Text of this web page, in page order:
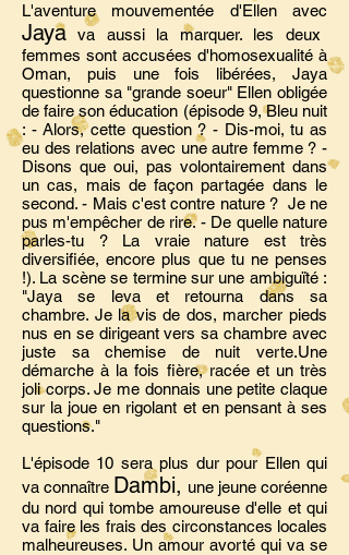
L'aventure mouvementée d'Ellen avec
Jaya va aussi la marquer. les deux
femmes sont accusées d'homosexualité à
Oman, puis une fois libérées, Jaya
questionne sa "grande soeur" Ellen obligée
de faire son éducation (épisode 9, Bleu nuit
: - Alors, cette question ? - Dis-moi, tu as
eu des relations avec une autre femme ? -
Disons que oui, pas volontairement dans
un cas, mais de façon partagée dans le
second. - Mais c'est contre nature ? Je ne
pus m'empêcher de rire. - De quelle nature
parles-tu ? La vraie nature est très
diversifiée, encore plus que tu ne penses
!). La scène se termine sur une ambiguïté :
"Jaya se leva et retourna dans sa
chambre. Je la vis de dos, marcher pieds
nus en se dirigeant vers sa chambre avec
juste sa chemise de nuit verte.Une
démarche à la fois fière, racée et un très
joli corps. Je me donnais une petite claque
sur la joue en rigolant et en pensant à ses
questions."
L'épisode 10 sera plus dur pour Ellen qui
va connaître Dambi, une jeune coréenne
du nord qui tombe amoureuse d'elle et qui
va faire les frais des circonstances locales
malheureuses. Un amour avorté qui va se